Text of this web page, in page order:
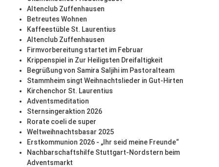
Altenclub Zuffenhausen
Betreutes Wohnen
Kaffeestüble St. Laurentius
Altenclub Zuffenhausen
Firmvorbereitung startet im Februar
Krippenspiel in Zur Heiligsten Dreifaltigkeit
Begrüßung von Samira Saljihi im Pastoralteam
Stammheim singt Weihnachtslieder in Gut-Hirten
Kirchenchor St. Laurentius
Adventsmeditation
Sternsingeraktion 2026
Rorate coeli de super
Weltweihnachtsbasar 2025
Erstkommunion 2026 - „Ihr seid meine Freunde“
Nachbarschaftshilfe Stuttgart-Nordstern beim
Adventsmarkt